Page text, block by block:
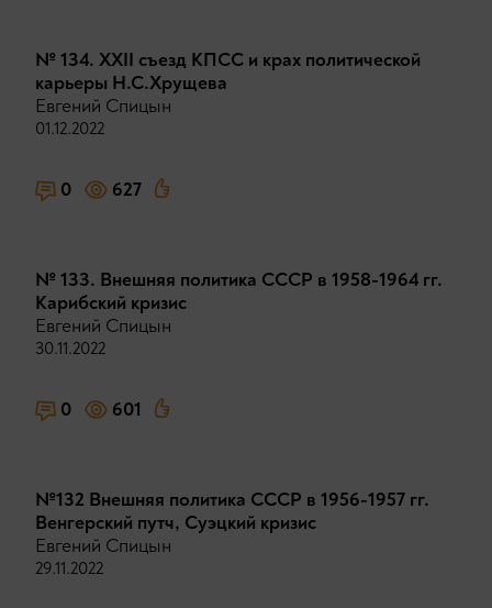
№ 134. XXII съезд КПСС и крах политической
карьеры Н.С.Хрущева
Евгений Спицын
01.12.2022
0 627
№ 133. Внешняя политика СССР в 1958-1964 гг.
Карибский кризис
Евгений Спицын
30.11.2022
0 601
№132 Внешняя политика СССР в 1956-1957 гг.
Венгерский путч, Суэцкий кризис
Евгений Спицын
29.11.2022